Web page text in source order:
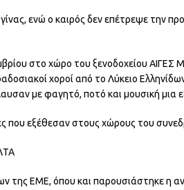
ενώ ο καιρός δεν επέτρεψε την
στο χώρο του ξενοδοχείου
χοροί από το Λύκειο
με φαγητό, ποτό και μουσική μια
που εξέθεσαν στους χώρους του
της ΕΜΕ, όπου και παρουσιάστηκε η